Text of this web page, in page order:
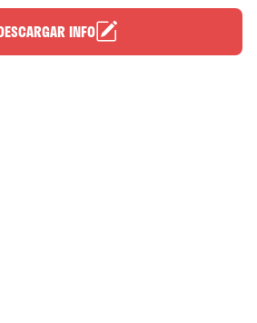
INFO